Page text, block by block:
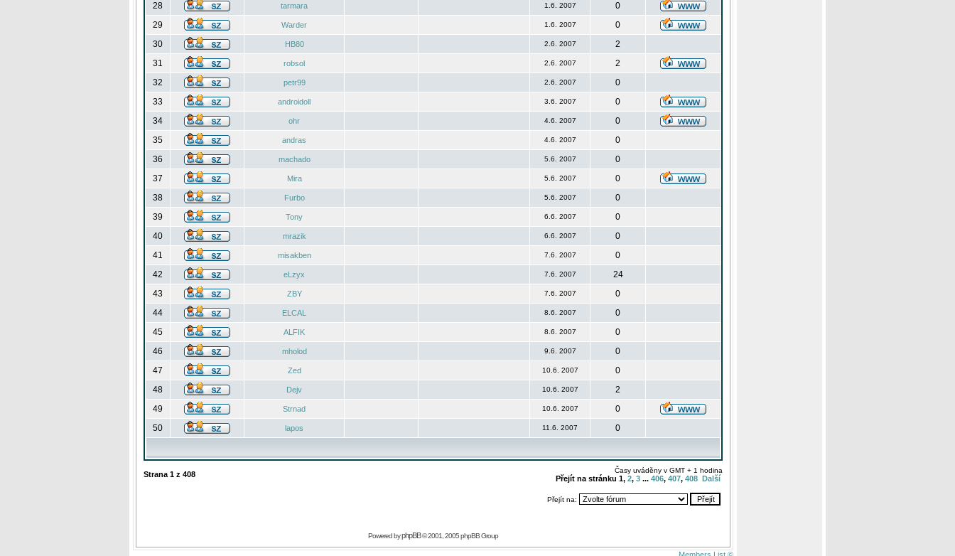
28
tarmara 1.6. 2007
0
29
Warder 1.6. 2007
0
30
HB80 2.6. 2007
2
31
robsol 2.6. 2007
2
32
petr99 2.6. 2007
0
33
androidoll 3.6. 2007
0
34
ohr 4.6. 2007
0
35
andras 4.6. 2007
0
36
machado 5.6. 2007
0
37
Mira 5.6. 2007
0
38
Furbo 5.6. 2007
0
39
Tony 6.6. 2007
0
40
mrazik 6.6. 2007
0
41
misakben 7.6. 2007
0
42
eLzyx 7.6. 2007
24
43
ZBY 7.6. 2007
0
44
ELCAL 8.6. 2007
0
45
ALFIK 8.6. 2007
0
46
mholod 9.6. 2007
0
47
Zed 10.6. 2007
0
48
Dejv 10.6. 2007
2
49
Strnad 10.6. 2007
0
50
lapos 11.6. 2007 0
Strana 1 z 408 Časy uváděny v GMT + 1 hodina
Přejít na stránku 1, 2, 3 ... 406, 407, 408 Další
Přejít na:
Powered byphpBB© 2001, 2005 phpBB Group